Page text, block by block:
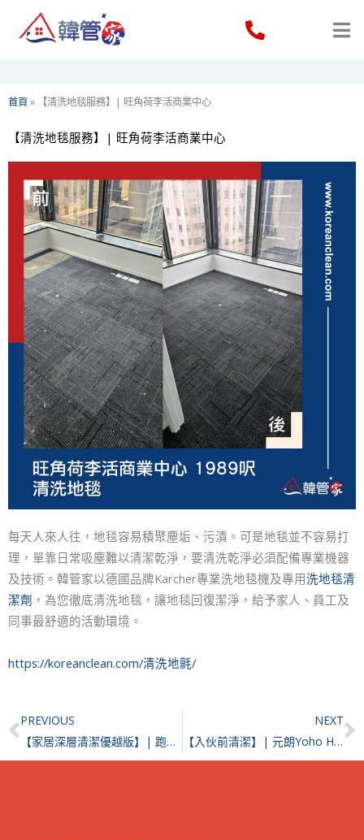
首頁» 【清洗地毯服務】| 旺角荷李活商業中心
【清洗地毯服務】| 旺角荷李活商業中心
每天人來人往，地毯容易積聚塵垢、污漬。可是地毯並不容易打
理，單靠日常吸塵難以清潔乾淨，要清洗乾淨必須配備專業機器
及技術。韓管家以德國品牌Karcher專業洗地毯機及專用洗地毯清
潔劑 ，為您徹底清洗地毯，讓地毯回復潔淨，給予家人、員工及
同事最舒適的活動環境。
https://koreanclean.com/清洗地氈/
Prev
PREVIOUS
【家居深層清潔優越版】| 跑馬地威利閣
NEXT
【入伙前清潔】| 元朗Yoho Hub